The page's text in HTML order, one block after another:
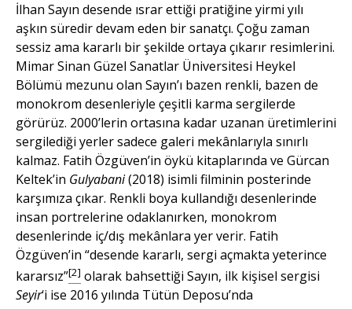
İlhan Sayın desende ısrar ettiği pratiğine yirmi yılı
aşkın süredir devam eden bir sanatçı. Çoğu zaman
sessiz ama kararlı bir şekilde ortaya çıkarır resimlerini.
Mimar Sinan Güzel Sanatlar Üniversitesi Heykel
Bölümü mezunu olan Sayın’ı bazen renkli, bazen de
monokrom desenleriyle çeşitli karma sergilerde
görürüz. 2000’lerin ortasına kadar uzanan üretimlerini
sergilediği yerler sadece galeri mekânlarıyla sınırlı
kalmaz. Fatih Özgüven’in öykü kitaplarında ve Gürcan
Keltek’in Gulyabani(2018) isimli filminin posterinde
karşımıza çıkar. Renkli boya kullandığı desenlerinde
insan portrelerine odaklanırken, monokrom
desenlerinde iç/dış mekânlara yer verir. Fatih
Özgüven’in “desende kararlı, sergi açmakta yeterince
kararsız”[2] olarak bahsettiği Sayın, ilk kişisel sergisi
Seyir‘i ise 2016 yılında Tütün Deposu’nda